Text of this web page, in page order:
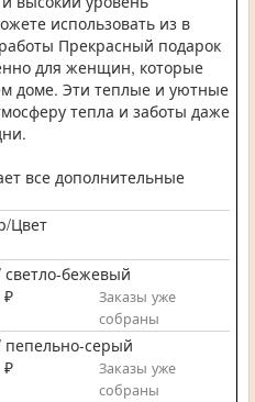
использовать из в
Прекрасный подарок
для женщин, которые
доме. Эти теплые и уютные
тепла и заботы даже
все дополнительные
Цвет
светло-бежевый
₽
Заказы уже
собраны
пепельно-серый
₽
Заказы уже
собраны